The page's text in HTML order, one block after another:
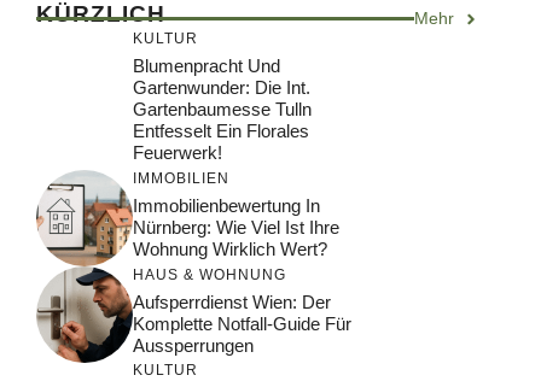
KÜRZLICH Mehr
KULTUR
Blumenpracht Und
Gartenwunder: Die Int.
Gartenbaumesse Tulln
Entfesselt Ein Florales
Feuerwerk!
IMMOBILIEN
Immobilienbewertung In
Nürnberg: Wie Viel Ist Ihre
Wohnung Wirklich Wert?
HAUS & WOHNUNG
Aufsperrdienst Wien: Der
Komplette Notfall-Guide Für
Aussperrungen
KULTUR